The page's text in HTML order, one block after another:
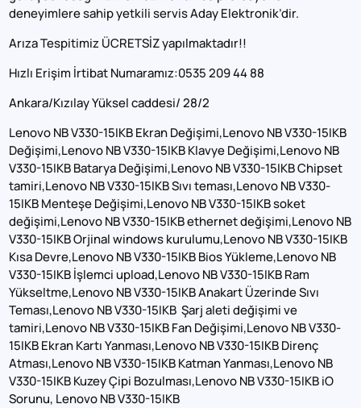
deneyimlere sahip yetkili servis Aday Elektronik’dir.
Arıza Tespitimiz ÜCRETSİZ yapılmaktadır!!
Hızlı Erişim İrtibat Numaramız:0535 209 44 88
Ankara/Kızılay Yüksel caddesi/ 28/2
Lenovo NB V330-15IKB Ekran Değişimi,Lenovo NB V330-15IKB
Değişimi,Lenovo NB V330-15IKB Klavye Değişimi,Lenovo NB
V330-15IKB Batarya Değişimi,Lenovo NB V330-15IKB Chipset
tamiri,Lenovo NB V330-15IKB Sıvı teması,Lenovo NB V330-
15IKB Menteşe Değişimi,Lenovo NB V330-15IKB soket
değişimi,Lenovo NB V330-15IKB ethernet değişimi,Lenovo NB
V330-15IKB Orjinal windows kurulumu,Lenovo NB V330-15IKB
Kısa Devre,Lenovo NB V330-15IKB Bios Yükleme,Lenovo NB
V330-15IKB İşlemci upload,Lenovo NB V330-15IKB Ram
Yükseltme,Lenovo NB V330-15IKB Anakart Üzerinde Sıvı
Teması,Lenovo NB V330-15IKB Şarj aleti değişimi ve
tamiri,Lenovo NB V330-15IKB Fan Değişimi,Lenovo NB V330-
15IKB Ekran Kartı Yanması,Lenovo NB V330-15IKB Direnç
Atması,Lenovo NB V330-15IKB Katman Yanması,Lenovo NB
V330-15IKB Kuzey Çipi Bozulması,Lenovo NB V330-15IKB iO
Sorunu, Lenovo NB V330-15IKB